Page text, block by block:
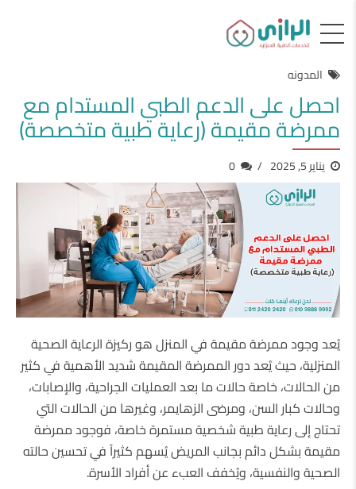
المدونه
احصل على الدعم الطبي المستدام مع
ممرضة مقيمة (رعاية طبية متخصصة)
يناير 5, 2025 0
يُعد وجود ممرضة مقيمة في المنزل هو ركيزة الرعاية الصحية
المنزلية، حيث يُعد دور الممرضة المقيمة شديد الأهمية في كثير
من الحالات، خاصة حالات ما بعد العمليات الجراحية، والإصابات،
وحالات كبار السن، ومرضى الزهايمر، وغيرها من الحالات التي
تحتاج إلى رعاية طبية شخصية مستمرة خاصة، فوجود ممرضة
مقيمة بشكل دائم بجانب المريض يُسهم كثيراً في تحسين حالته
الصحية والنفسية، ويُخفف العبء عن أفراد الأسرة.